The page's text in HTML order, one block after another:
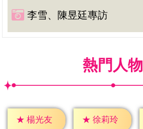
李雪、陳昱廷專訪
熱門人物
★ 楊光友 ★ 徐莉玲